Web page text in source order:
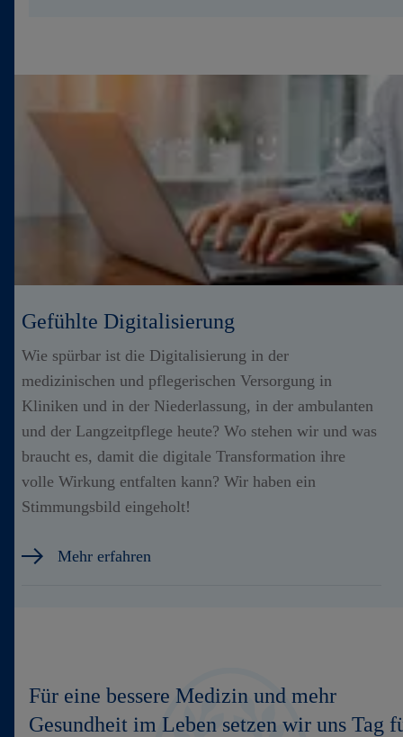
Gefühlte Digitalisierung
Wie spürbar ist die Digitalisierung in der
medizinischen und pflegerischen Versorgung in
Kliniken und in der Niederlassung, in der ambulanten
und der Langzeitpflege heute? Wo stehen wir und was
braucht es, damit die digitale Transformation ihre
volle Wirkung entfalten kann? Wir haben ein
Stimmungsbild eingeholt!
Mehr erfahren
Für eine bessere Medizin und mehr
Gesundheit im Leben setzen wir uns Tag